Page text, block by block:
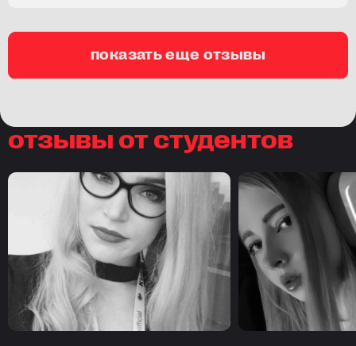
показать еще отзывы
отзывы от студентов